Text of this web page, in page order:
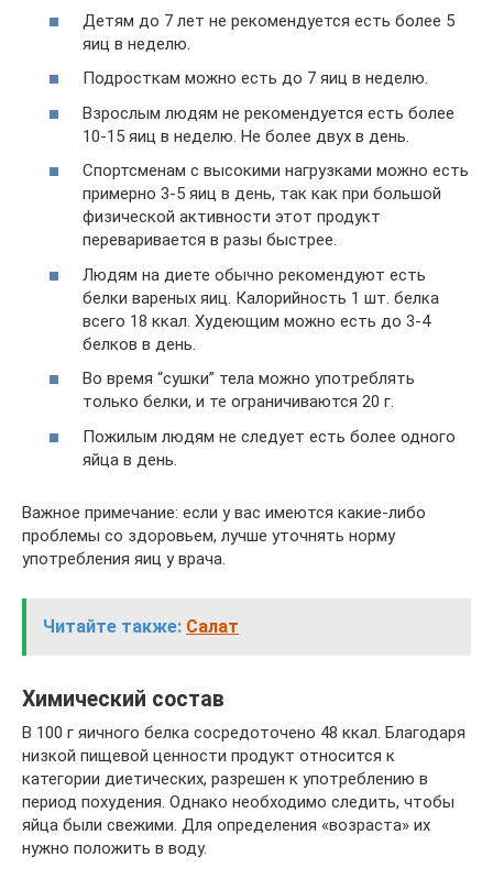
Детям до 7 лет не рекомендуется есть более 5
яиц в неделю.
Подросткам можно есть до 7 яиц в неделю.
Взрослым людям не рекомендуется есть более
10-15 яиц в неделю. Не более двух в день.
Спортсменам с высокими нагрузками можно есть
примерно 3-5 яиц в день, так как при большой
физической активности этот продукт
переваривается в разы быстрее.
Людям на диете обычно рекомендуют есть
белки вареных яиц. Калорийность 1 шт. белка
всего 18 ккал. Худеющим можно есть до 3-4
белков в день.
Во время “сушки” тела можно употреблять
только белки, и те ограничиваются 20 г.
Пожилым людям не следует есть более одного
яйца в день.
Важное примечание: если у вас имеются какие-либо
проблемы со здоровьем, лучше уточнять норму
употребления яиц у врача.
Читайте также: Салат
Химический состав
В 100 г яичного белка сосредоточено 48 ккал. Благодаря
низкой пищевой ценности продукт относится к
категории диетических, разрешен к употреблению в
период похудения. Однако необходимо следить, чтобы
яйца были свежими. Для определения «возраста» их
нужно положить в воду.